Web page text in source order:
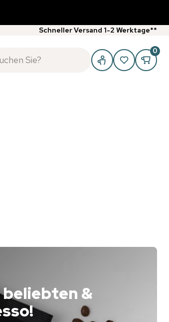
Schneller Versand 1-2 Werktage**
0
&